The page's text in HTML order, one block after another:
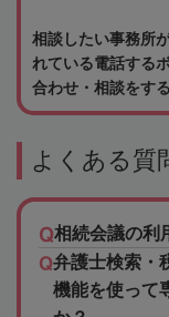
相談したい事務所
れている電話する
合わせ・相談をす
よくある質
相続会議の利
弁護士検索・
機能を使って